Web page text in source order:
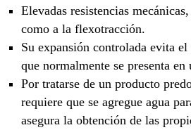
Elevadas resistencias
como a la flexotracción.
Su expansión controlada evita
que normalmente se presenta en
Por tratarse de un producto
requiere que se agregue agua
asegura la obtención de las